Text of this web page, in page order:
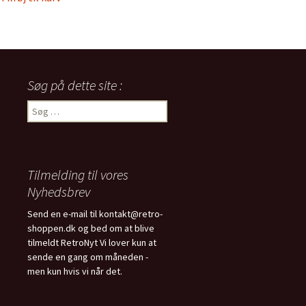
Søg på dette site :
Søg
efter:
Tilmelding til vores
Nyhedsbrev
Send en e-mail til kontakt@retro-
shoppen.dk og bed om at blive
tilmeldt RetroNyt Vi lover kun at
sende en gang om måneden -
men kun hvis vi når det.